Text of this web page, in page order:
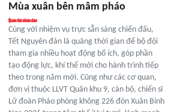
Mùa xuân bên mâm pháo
Cùng với nhiệm vụ trực sẵn sàng chiến đấu,
Tết Nguyên đán là quãng thời gian để bộ đội
tham gia nhiều hoạt động bổ ích, góp phần
tạo động lực, khí thế mới cho hành trình tiếp
theo trong năm mới. Cũng như các cơ quan,
đơn vị thuộc LLVT Quân khu 9, cán bộ, chiến sĩ
Lữ đoàn Pháo phòng không 226 đón Xuân Bính